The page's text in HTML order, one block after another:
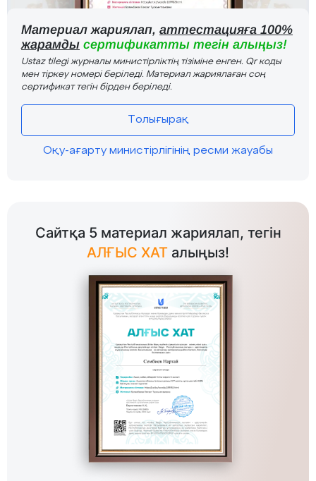
Материал жариялап, аттестацияға 100%
жарамды сертификатты тегін алыңыз!
Ustaz tilegi журналы министірліктің тізіміне енген. Qr коды
мен тіркеу номері беріледі. Материал жариялаған соң
сертификат тегін бірден беріледі.
Толығырақ
Оқу-ағарту министірлігінің ресми жауабы
Сайтқа 5 материал жариялап, тегін
АЛҒЫС ХАТ алыңыз!